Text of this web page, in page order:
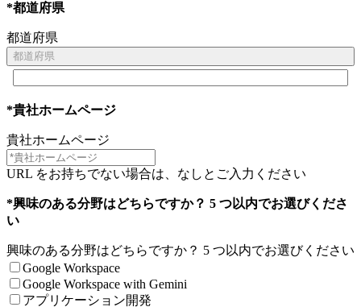
*都道府県
都道府県
都道府県
*貴社ホームページ
貴社ホームページ
URL をお持ちでない場合は、なしとご入力ください
*興味のある分野はどちらですか？ 5 つ以内でお選びくださ
い
興味のある分野はどちらですか？ 5 つ以内でお選びください
Google Workspace
Google Workspace with Gemini
アプリケーション開発